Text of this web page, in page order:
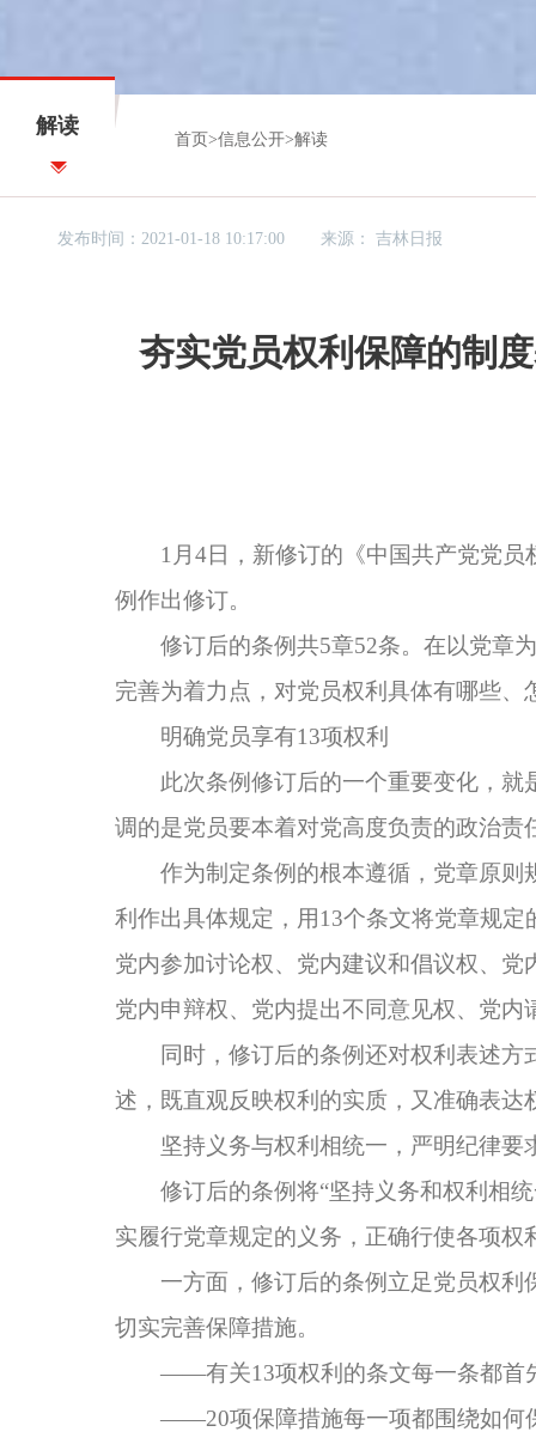
解读
首页 >信息公开>解读
发布时间：2021-01-18 10:17:00 来源：吉林日报
夯实党员权利保障的制
1月4日，新修订的《中国共产党党员
例作出修订。
修订后的条例共5章52条。在以党章为
完善为着力点，对党员权利具体有哪些
明确党员享有13项权利
此次条例修订后的一个重要变化，就是
调的是党员要本着对党高度负责的政治责
作为制定条例的根本遵循，党章原则
利作出具体规定，用13个条文将党章规
党内参加讨论权、党内建议和倡议权、
党内申辩权、党内提出不同意见权、党
同时，修订后的条例还对权利表述方
述，既直观反映权利的实质，又准确表达
坚持义务与权利相统一，严明纪律要
修订后的条例将“坚持义务和权利相统
实履行党章规定的义务，正确行使各项权
一方面，修订后的条例立足党员权利
切实完善保障措施。
——有关13项权利的条文每一条都首先
——20项保障措施每一项都围绕如何